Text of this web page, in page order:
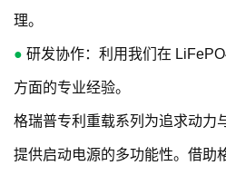
理。
● 研发协作：利用我们在
方面的专业经验。
格瑞普专利重载系列为追求动力
提供启动电源的多功能性。借助